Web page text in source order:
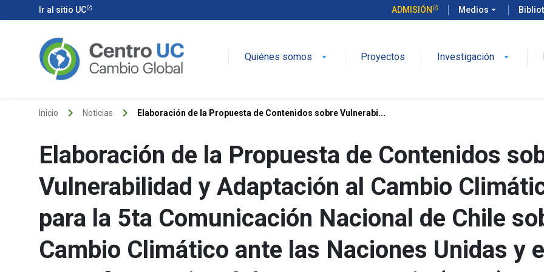
Ir al sitio UC ADMISIÓN Medios arrow_drop_down
Quiénes somos arrow_drop_down Proyectos Investigación arrow_drop_down
Inicio keyboard_arrow_right Noticias keyboard_arrow_right Elaboración de la Propuesta de Contenidos sobre Vulnerabi...
Elaboración de la Propuesta de Contenidos
Vulnerabilidad y Adaptación al Cambio
para la 5ta Comunicación Nacional de Chile
Cambio Climático ante las Naciones Unidas y el